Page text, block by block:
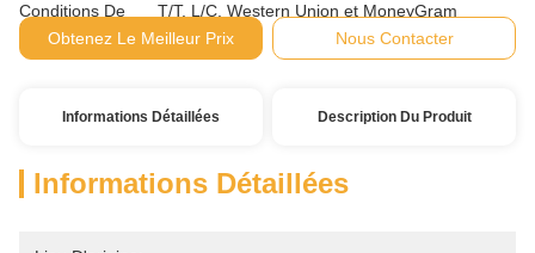
Conditions De
Paiement:
T/T, L/C, Western Union et MoneyGram
Obtenez Le Meilleur Prix
Nous Contacter
Informations Détaillées Description Du Produit
Informations Détaillées